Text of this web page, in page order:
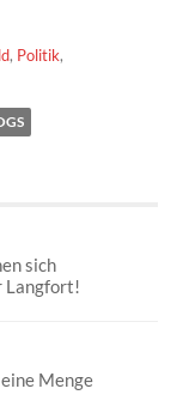
, Politik,
sich
Langfort!
eine Menge